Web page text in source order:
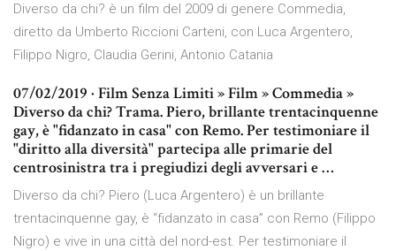
Diverso da chi? è un film del 2009 di genere Commedia,
diretto da Umberto Riccioni Carteni, con Luca Argentero,
Filippo Nigro, Claudia Gerini, Antonio Catania
07/02/2019 · Film Senza Limiti » Film » Commedia »
Diverso da chi? Trama. Piero, brillante trentacinquenne
gay, è "fidanzato in casa" con Remo. Per testimoniare il
"diritto alla diversità" partecipa alle primarie del
centrosinistra tra i pregiudizi degli avversari e …
Diverso da chi? Piero (Luca Argentero) è un brillante
trentacinquenne gay, è “fidanzato in casa” con Remo (Filippo
Nigro) e vive in una città del nord-est. Per testimoniare il